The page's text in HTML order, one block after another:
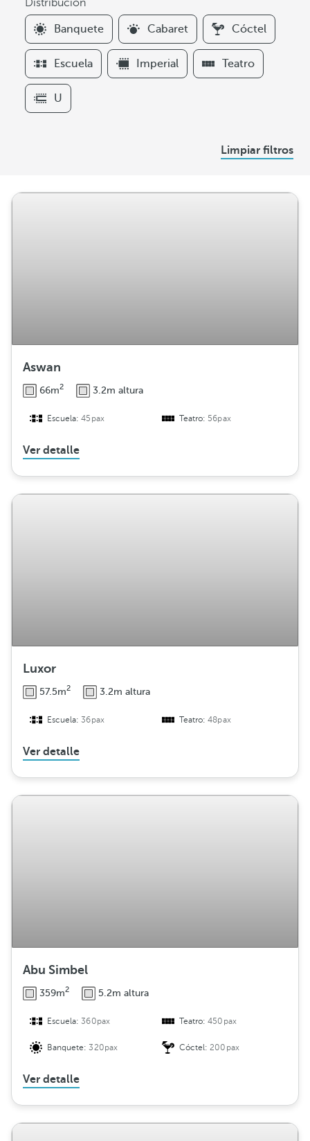
F
i
l
t
e
r
Banquete Cabaret Cóctel
Escuela Imperial Teatro
U
Limpiar filtros
Aswan
66m2 3.2m altura
Escuela:45pax Teatro: 56pax
Ver detalle
Luxor
57.5m2 3.2m altura
Escuela:36pax Teatro:48pax
Ver detalle
Abu Simbel
359m2 5.2m altura
Escuela:360pax Teatro:450pax
Banquete:320pax Cóctel:200pax
Ver detalle